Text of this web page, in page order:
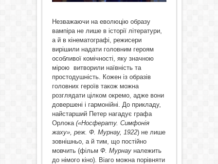
Незважаючи на еволюцію образу
вампіра не лише в історії літератури,
а й в кінематографі, режисери
вирішили надати головним героям
особливої комічності, яку значною
мірою витворили наївність та
простодушність. Кожен із образів
головних героїв також можна
розглядати цілком окремо, адже вони
довершені і гармонійні. До прикладу,
найстарший Петер нагадує графа
Орлока («Носферату. Симфонія
жаху», реж. Ф. Мурнау, 1922) не лише
зовнішньо, а й тим, що постійно
мовчить (фільм Ф. Мурнауналежить
до німого кіно). Віаго можна порівняти